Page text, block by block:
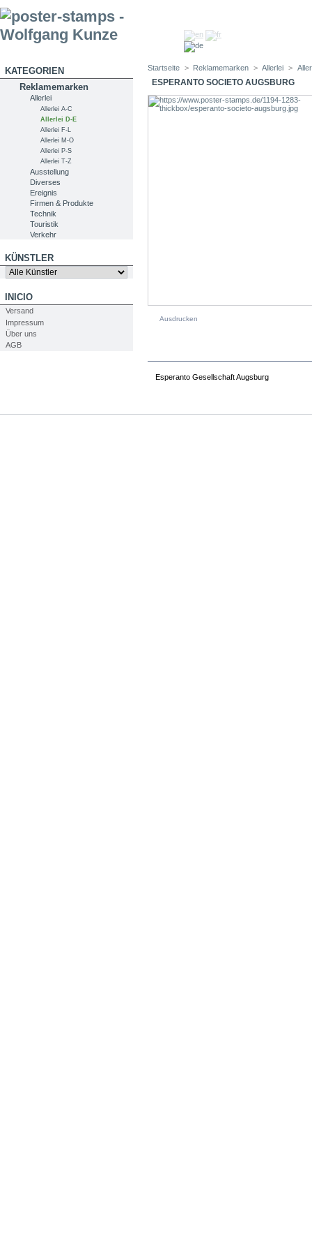
KATEGORIEN
Reklamemarken
Allerlei
Allerlei A-C
Allerlei D-E
Allerlei F-L
Allerlei M-O
Allerlei P-S
Allerlei T-Z
Ausstellung
Diverses
Ereignis
Firmen & Produkte
Technik
Touristik
Verkehr
KÜNSTLER
INICIO
Versand
Impressum
Über uns
AGB
Startseite > Reklamemarken > Allerlei >
ESPERANTO SOCIETO AUGSBURG
Ausdrucken
Esperanto Gesellschaft Augsburg